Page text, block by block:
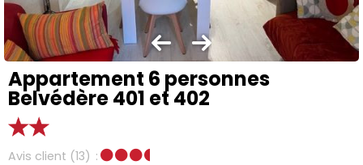
Appartement 6 personnes
Belvédère 401 et 402
Avis client (13)